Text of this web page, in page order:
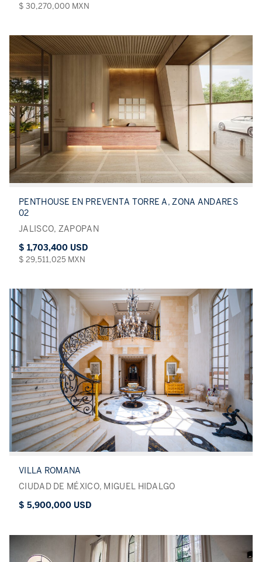
$ 30,270,000 MXN
PENTHOUSE EN PREVENTA TORRE A, ZONA ANDARES
02
JALISCO, ZAPOPAN
$ 1,703,400 USD
$ 29,511,025 MXN
VILLA ROMANA
CIUDAD DE MÉXICO, MIGUEL HIDALGO
$ 5,900,000 USD